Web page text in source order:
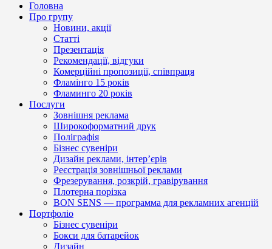
Головна
Про групу
Новини, акції
Статті
Презентація
Рекомендації, відгуки
Комерційні пропозиції, співпраця
Фламінго 15 років
Фламинго 20 років
Послуги
Зовнішня реклама
Широкоформатний друк
Поліграфія
Бізнес сувеніри
Дизайн реклами, інтер’єрів
Реєстрація зовнішньої реклами
Фрезерування, розкрій, гравірування
Плотерна порізка
BON SENS — программа для рекламних агенцій
Портфоліо
Бізнес сувеніри
Бокси для батарейок
Дизайн